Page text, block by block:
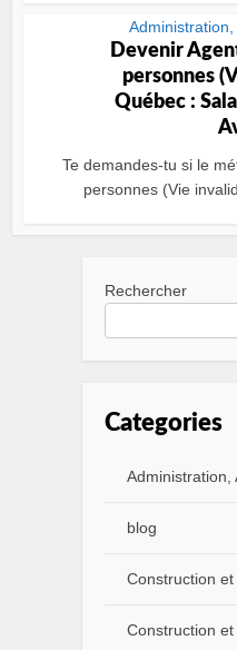
Devenir
personnes
Québec :
Te demandes-tu si le
personnes (Vie
Rechercher
Categories
Administration,
blog
Construction
Construction